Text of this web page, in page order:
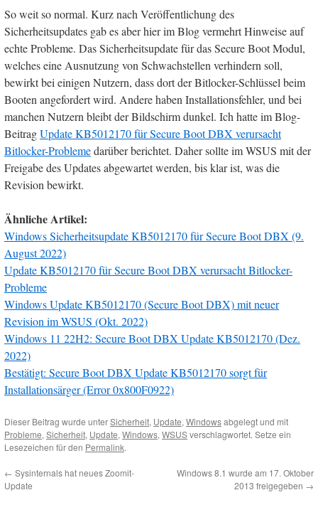
So weit so normal. Kurz nach Veröffentlichung des
Sicherheitsupdates gab es aber hier im Blog vermehrt Hinweise auf
echte Probleme. Das Sicherheitsupdate für das Secure Boot Modul,
welches eine Ausnutzung von Schwachstellen verhindern soll,
bewirkt bei einigen Nutzern, dass dort der Bitlocker-Schlüssel beim
Booten angefordert wird. Andere haben Installationsfehler, und bei
manchen Nutzern bleibt der Bildschirm dunkel. Ich hatte im Blog-
BeitragUpdate KB5012170 für Secure Boot DBX verursacht
Bitlocker-Problemedarüber berichtet. Daher sollte im WSUS mit der
Freigabe des Updates abgewartet werden, bis klar ist, was die
Revision bewirkt.
Ähnliche Artikel:
Windows Sicherheitsupdate KB5012170 für Secure Boot DBX (9.
August 2022)
Update KB5012170 für Secure Boot DBX verursacht Bitlocker-
Probleme
Windows Update KB5012170 (Secure Boot DBX) mit neuer
Revision im WSUS (Okt. 2022)
Windows 11 22H2: Secure Boot DBX Update KB5012170 (Dez.
2022)
Bestätigt: Secure Boot DBX Update KB5012170 sorgt für
Installationsärger (Error 0x800F0922)
Dieser Beitrag wurde unterSicherheit, Update, Windowsabgelegt und mit
Probleme, Sicherheit, Update, Windows, WSUSverschlagwortet. Setze ein
Lesezeichen für den Permalink.
← Sysinternals hat neues Zoomit-
Update
Windows 8.1 wurde am 17. Oktober
2013 freigegeben →